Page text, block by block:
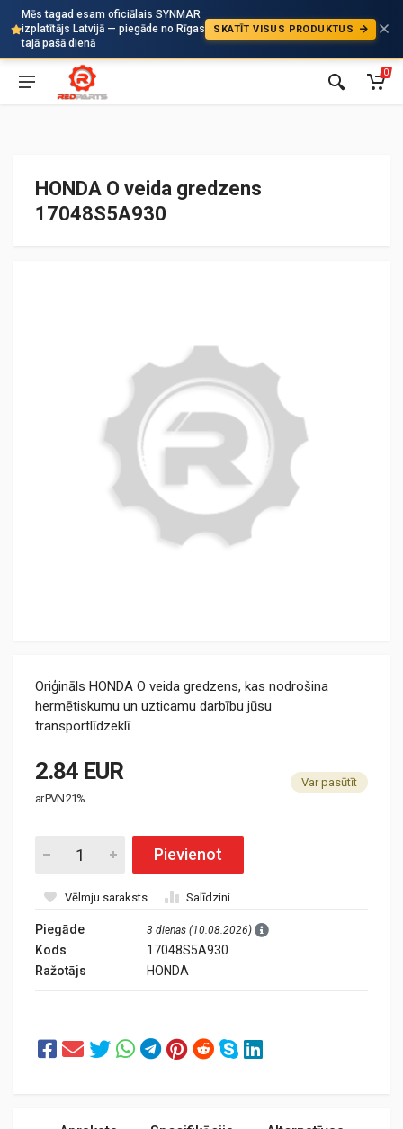
Mēs tagad esam oficiālais SYNMAR
izplatītājs Latvijā — piegāde no Rīgas
tajā pašā dienā
SKATĪT VISUS PRODUKTUS
Auto
0
HONDA O veida gredzens
17048S5A930
Oriģināls HONDA O veida gredzens, kas nodrošina
hermētiskumu un uzticamu darbību jūsu
transportlīdzeklī.
2.84 EUR
ar PVN 21%
Var pasūtīt
Pievienot
Vēlmju saraksts Salīdzini
Piegāde 3 dienas (10.08.2026)
Kods
17048S5A930
Ražotājs
HONDA